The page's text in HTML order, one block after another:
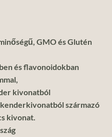
GMO és Glutén
és flavonoidokban
kivonatból
származó
kivonat.